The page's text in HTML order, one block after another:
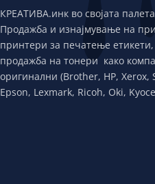
КРЕАТИВА.инк во својата
Продажба и изнајмување на
принтери за печатење
продажба на тонери како
оригинални (Brother, HP, Xerox,
Epson, Lexmark, Ricoh, Oki,